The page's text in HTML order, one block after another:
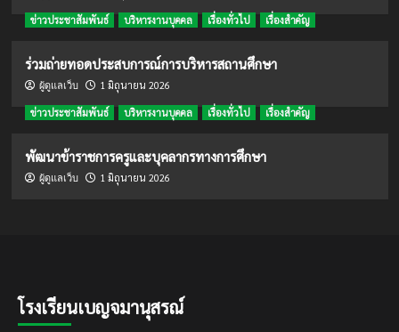
ข่าวประชาสัมพันธ์ บริหารงานบุคคล เรื่องทั่วไป เรื่องสำคัญ
ร่วมถ่ายทอดประสบการณ์การบริหารสถานศึกษา
ผู้ดูแลเว็บ 1 มิถุนายน 2026
ข่าวประชาสัมพันธ์ บริหารงานบุคคล เรื่องทั่วไป เรื่องสำคัญ
พัฒนาข้าราชการครูและบุคลากรทางการศึกษา
ผู้ดูแลเว็บ 1 มิถุนายน 2026
โรงเรียนเบญจมานุสรณ์